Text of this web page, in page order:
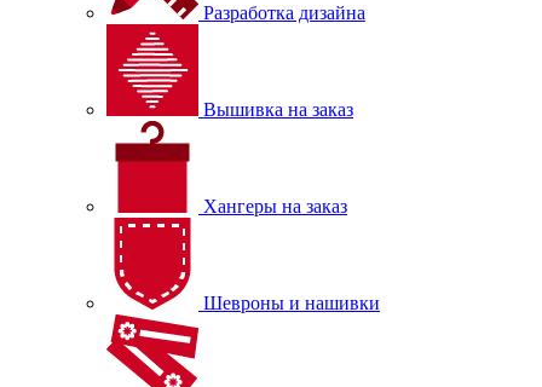
Разработка дизайна
Вышивка на заказ
Хангеры на заказ
Шевроны и нашивки